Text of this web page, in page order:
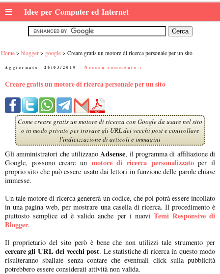
≡ Idee per Computer ed Internet
Home blogger google Creare gratis un motore di ricerca personale per un sito
Aggiornato: 26/03/2019 Nessun commento :
Creare gratis un motore di ricerca personale per un sito
Come creare gratis un motore di ricerca con Google da usare nel sito
o in modo privato per trovare gli URL dei vecchi post e controllare
l'indicizzazione di articoli e immagini
Gli amministratori che utilizzano Adsense, il programma di affiliazione di
Google, possono creare un motore di ricerca personalizzatoper il
proprio sito che può essere usato dai lettori in funzione delle parole chiave
immesse.
Un tale motore di ricerca genererà un codice, che poi potrà essere incollato
in una pagina web, per mostrare una casella di ricerca. Il procedimento è
piuttosto semplice ed è valido anche per i nuovi Temi Responsive di
Blogger.
Il proprietario del sito però è bene che non utilizzi tale strumento per
cercare gli URL dei vecchi post. Le statistiche di ricerca in questo modo
risulteranno sballate senza contare che eventuali click sulla pubblicità
potrebbero essere considerati attività non valida.